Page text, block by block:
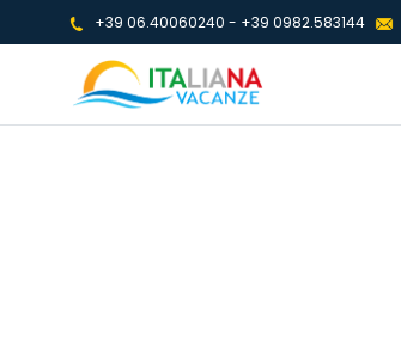
+39 06.40060240 - +39 0982.583144